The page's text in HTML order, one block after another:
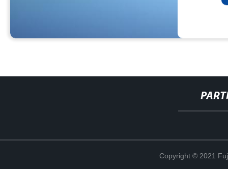
Copyright © 2021